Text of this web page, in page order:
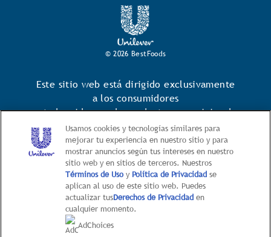
© 2026 BestFoods
Este sitio web está dirigido exclusivamente
a los consumidores
estadounidenses de productos y servicios de
Unilever United States.
Este sitio web no está dirigido a
consumidores radicados fuera de Estados
Unidos
Usamos cookies y tecnologías similares para
mejorar tu experiencia en nuestro sitio y para
mostrar anuncios según tus intereses en nuestro
sitio web y en sitios de terceros. Nuestros
Términos de Uso y Política de Privacidadse
aplican al uso de este sitio web. Puedes
actualizar tusDerechos de Privacidad en
cualquier momento.
AdChoices